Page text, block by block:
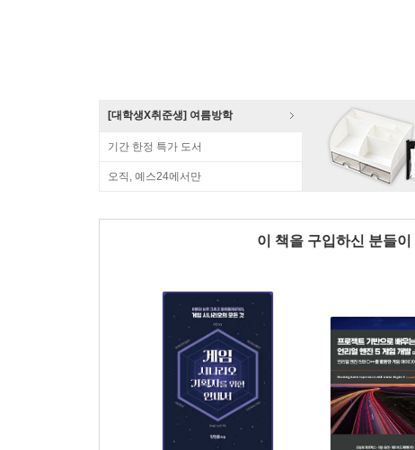
[대학생X취준생] 여름방학
기간 한정 특가 도서
오직, 예스24에서만
이 책을 구입하신 분들이